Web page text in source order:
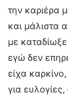
την καριέρα
και μάλιστα
με
εγώ δεν
είχα
για